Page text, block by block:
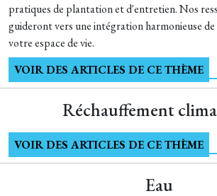
pratiques de plantation et d'entretien. Nos
guideront vers une intégration harmonieuse
votre espace de vie.
VOIR DES ARTICLES DE CE THÈME
Réchauffement
VOIR DES ARTICLES DE CE THÈME
Eau